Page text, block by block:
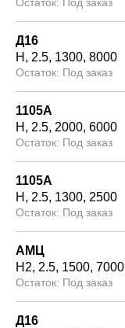
Д16
Н
2.5 1300 8000
Под заказ
1105А
Н
2.5 2000 6000
Под заказ
1105А
Н
2.5 1300 2500
Под заказ
АМЦ
Н2 2.5 1500 7000
Под заказ
Д16